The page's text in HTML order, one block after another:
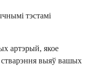
тэстамі
артэрый, якое
стварэння выяў вашых